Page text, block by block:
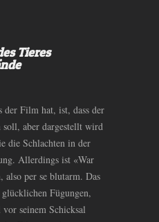
Tieres
der Film hat, ist, dass der
soll, aber dargestellt wird
die Schlachten in der
Allerdings ist «War
also per se blutarm. Das
Fügungen,
seinem Schicksal